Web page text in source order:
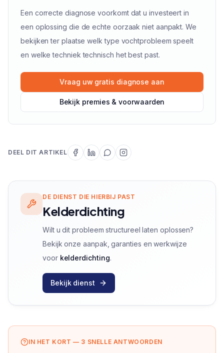
Een correcte diagnose voorkomt dat u investeert in
een oplossing die de echte oorzaak niet aanpakt. We
bekijken ter plaatse welk type vochtprobleem speelt
en welke techniek technisch het best past.
Vraag uw gratis diagnose aan
Bekijk premies & voorwaarden
DEEL DIT ARTIKEL
DE DIENST DIE HIERBIJ PAST
Kelderdichting
Wilt u dit probleem structureel laten oplossen?
Bekijk onze aanpak, garanties en werkwijze
voor kelderdichting.
Bekijk dienst
IN HET KORT — 3 SNELLE ANTWOORDEN